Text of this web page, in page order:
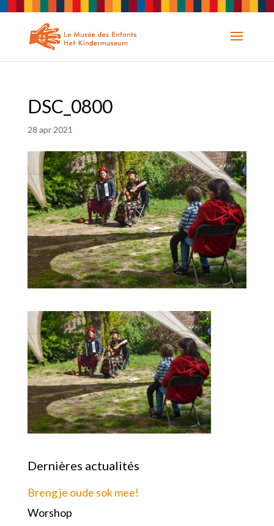
DSC_0800
28 apr 2021
Dernières actualités
Breng je oude sok mee!
Worshop